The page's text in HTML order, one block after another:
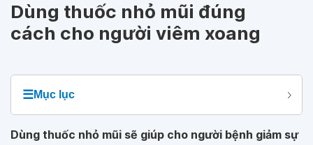
Dùng thuốc nhỏ mũi đúng
cách cho người viêm xoang
☰Mục lục
Dùng thuốc nhỏ mũi sẽ giúp cho người bệnh giảm sự